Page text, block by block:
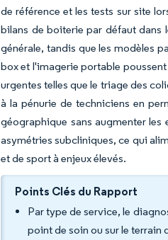
de référence et les tests sur site
bilans de boiterie par défaut dans
générale, tandis que les modèles
box et l'imagerie portable
urgentes telles que le triage des
à la pénurie de techniciens en
géographique sans augmenter
asymétries subcliniques, ce qui
et de sport à enjeux élevés.
Points Clés du Rapport
Par type de service, le
point de soin ou sur le terrain